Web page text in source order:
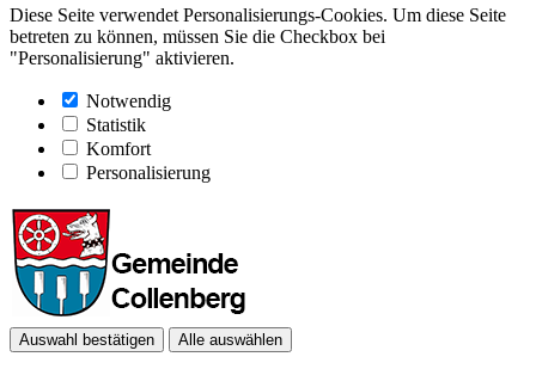
Diese Seite verwendet Personalisierungs-Cookies. Um diese Seite
betreten zu können, müssen Sie die Checkbox bei
"Personalisierung" aktivieren.
Notwendig
Statistik
Komfort
Personalisierung
Auswahl bestätigen Alle auswählen